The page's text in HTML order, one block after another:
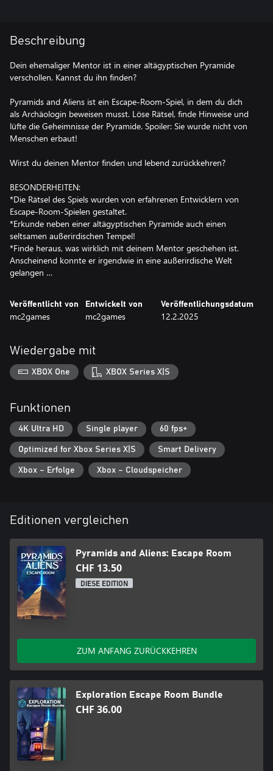
Beschreibung
Dein ehemaliger Mentor ist in einer altägyptischen Pyramide
verschollen. Kannst du ihn finden?
Pyramids and Aliens ist ein Escape-Room-Spiel, in dem du dich
als Archäologin beweisen musst. Löse Rätsel, finde Hinweise und
lüfte die Geheimnisse der Pyramide. Spoiler: Sie wurde nicht von
Menschen erbaut!
Wirst du deinen Mentor finden und lebend zurückkehren?
BESONDERHEITEN:
*Die Rätsel des Spiels wurden von erfahrenen Entwicklern von
Escape-Room-Spielen gestaltet.
*Erkunde neben einer altägyptischen Pyramide auch einen
seltsamen außerirdischen Tempel!
*Finde heraus, was wirklich mit deinem Mentor geschehen ist.
Anscheinend konnte er irgendwie in eine außerirdische Welt
gelangen …
Veröffentlicht von
mc2games
Entwickelt von
mc2games
Veröffentlichungsdatum
12.2.2025
Wiedergabe mit
XBOX One XBOX Series X|S
Funktionen
4K Ultra HD Single player 60 fps+
Optimized for Xbox Series X|S Smart Delivery
Xbox – Erfolge Xbox – Cloudspeicher
Editionen vergleichen
Pyramids and Aliens: Escape Room
CHF 13.50
DIESE EDITION
ZUM ANFANG ZURÜCKKEHREN
Exploration Escape Room Bundle
CHF 36.00